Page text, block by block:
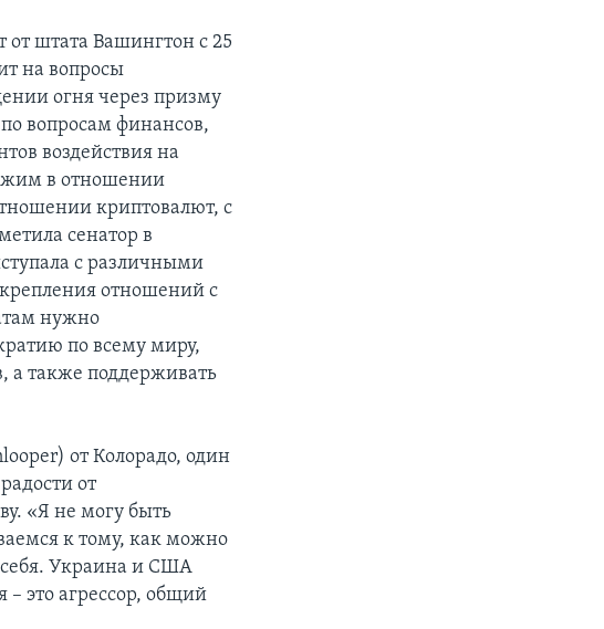
штата Вашингтон с 25
на вопросы
огня через призму
вопросам финансов,
воздействия на
в отношении
криптовалют, с
сенатор в
с различными
отношений с
нужно
по всему миру,
а также поддерживать
от Колорадо, один
от
«Я не могу быть
к тому, как можно
Украина и США
– это агрессор, общий